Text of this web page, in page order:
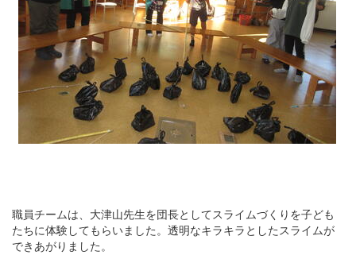
職員チームは、大津山先生を団長としてスライムづくりを子ども
たちに体験してもらいました。透明なキラキラとしたスライムが
できあがりました。